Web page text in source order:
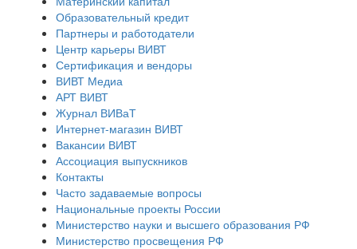
Образовательный кредит
Партнеры и работодатели
Центр карьеры ВИВТ
Сертификация и вендоры
ВИВТ Медиа
АРТ ВИВТ
Журнал ВИВаТ
Интернет-магазин ВИВТ
Вакансии ВИВТ
Ассоциация выпускников
Контакты
Часто задаваемые вопросы
Национальные проекты России
Министерство науки и высшего образования РФ
Министерство просвещения РФ